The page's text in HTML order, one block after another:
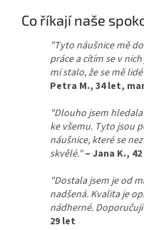
Co říkají naše
"Tyto náušnice mě
práce a cítím se v
mi stalo, že se mě
Petra M., 34 let,
"Dlouho jsem
ke všemu. Tyto jsou
náušnice, které se
skvělé." – Jana K.,
"Dostala jsem je od
nadšená. Kvalita je
nádherné.
29 let